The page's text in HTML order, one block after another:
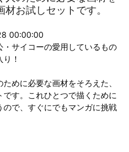
お試しセットです。
00:00:00
・サイコーの愛用しているもの
！
めに必要な画材をそろえた、
す。これひとつで描くために
で、すぐにでもマンガに挑戦